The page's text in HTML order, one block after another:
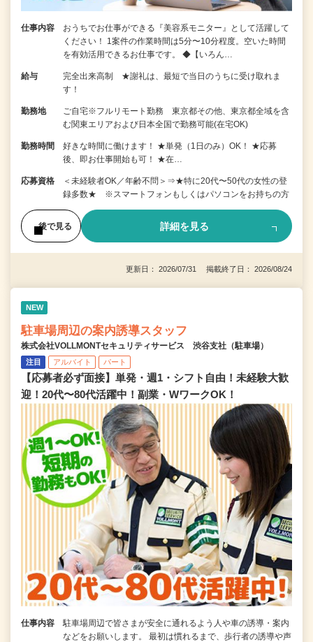
仕事内容
おうちでお仕事ができる『美容系モニター』として活躍して
ください！ 1案件の作業時間は5分〜10分程度。空いた時間
を有効活用できるお仕事です。 ◆【いろん…
給与
完全出来高制 ★謝礼は、最短で当日のうちに受け取れま
す！
勤務地
ご自宅※フルリモート勤務 東京都その他、東京都全域を含
む関東エリアおよび日本全国で勤務可能(在宅OK)
勤務時間
好きな時間に働けます！ ★単発（1日のみ）OK！ ★応募
後、即お仕事開始も可！ ★在…
応募資格
＜未経験者OK／年齢不問＞⇒★特に20代〜50代の女性の登
録多数★ ※スマートフォンもしくはパソコンをお持ちの方
後で見る 詳細を見る
更新日： 2026/07/31 掲載終了日： 2026/08/24
NEW
駐車場周辺の案内誘導スタッフ
株式会社VOLLMONTセキュリティサービス 渋谷支社（駐車場）
注目 アルバイト パート
【応募者必ず面接】単発・週1・シフト自由！未経験大歓
迎！20代〜80代活躍中！副業・WワークOK！
仕事内容
駐車場周辺で皆さまが安全に通れるよう人や車の誘導・案内
などをお願いします。 最初は慣れるまで、歩行者の誘導や声